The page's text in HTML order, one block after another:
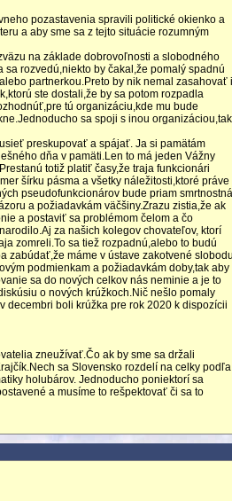
pozastavenia spravili politické okienko a
a aby sme sa z tejto situácie rozumným
na základe dobrovoľnosti a slobodného
rozvedú,niekto by čakal,že pomalý spadnú
partnerkou.Preto by nik nemal zasahovať i
ste dostali,že by sa potom rozpadla
tú organizáciu,kde mu bude
sa spoji s inou organizáciou,tak
preskupovať a spájať. Ja si pamätám
dňa v pamäti.Len to má jeden Vážny
totiž platiť časy,že traja funkcionári
šírku pásma a všetky náležitosti,ktoré práve
pseudofunkcionárov bude priam smrtnostná
a požiadavkám väčšiny.Zrazu zistia,že ak
a postaviť sa problémom čelom a čo
za našich kolegov chovateľov, ktorí
zomreli.To sa tiež rozpadnú,alebo to budú
zabúdať,že máme v ústave zakotvené slobodu
podmienkam a požiadavkám doby,tak aby
sa do nových celkov nás neminie a je to
o nových krúžkoch.Nič nešlo pomaly
decembri boli krúžka pre rok 2020 k dispozícii
zneužívať.Čo ak by sme sa držali
sa Slovensko rozdelí na celky podľa
holubárov. Jednoducho poniektorí sa
a musíme to rešpektovať či sa to